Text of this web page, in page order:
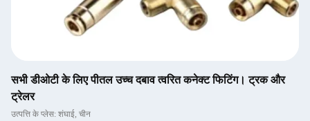
सभी डीओटी के लिए पीतल उच्च दबाव त्वरित कनेक्ट फिटिंग। ट्रक और
ट्रेलर
उत्पत्ति के प्लेस: शंघाई, चीन